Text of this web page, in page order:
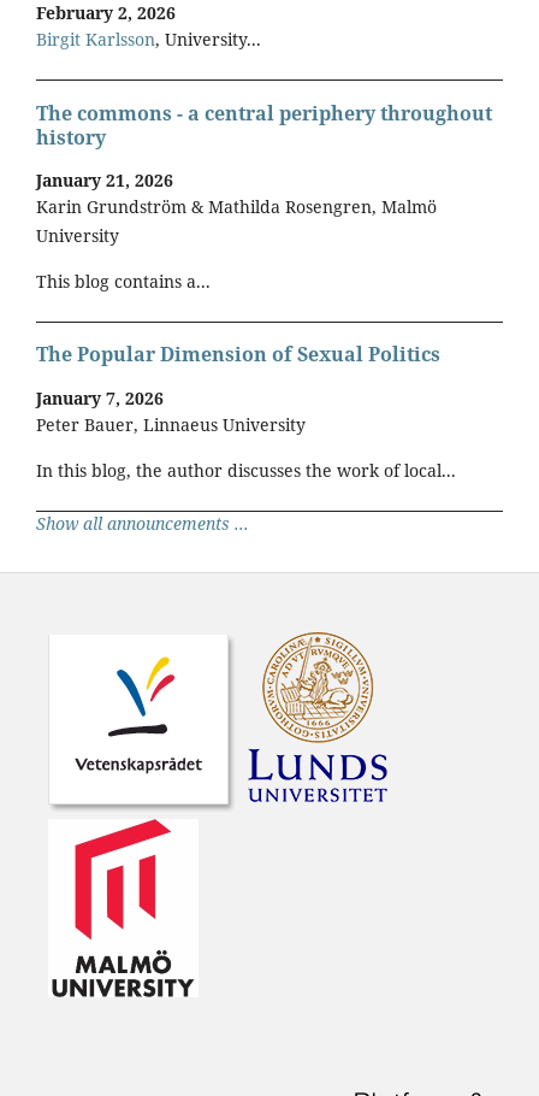
February 2, 2026
Birgit Karlsson, University...
The commons - a central periphery throughout
history
January 21, 2026
Karin Grundström & Mathilda Rosengren, Malmö
University
This blog contains a...
The Popular Dimension of Sexual Politics
January 7, 2026
Peter Bauer, Linnaeus University
In this blog, the author discusses the work of local...
Show all announcements ...